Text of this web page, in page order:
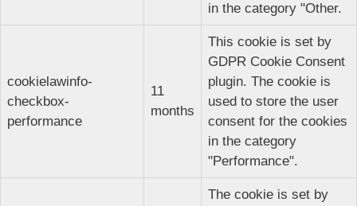
in the category "Other.
cookielawinfo-
checkbox-
performance
11
months
This cookie is set by
GDPR Cookie Consent
plugin. The cookie is
used to store the user
consent for the cookies
in the category
"Performance".
The cookie is set by